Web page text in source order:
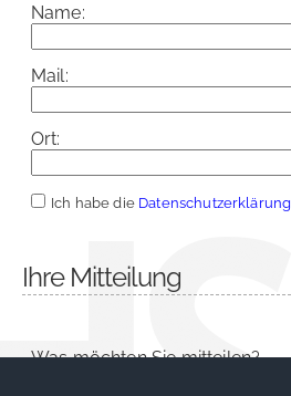
Name:
Mail:
Ort:
Ich habe die Datenschutzerklärung
Ihre Mitteilung
Was möchten Sie mitteilen?